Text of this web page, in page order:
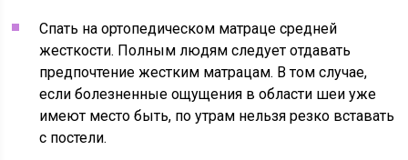
Спать на ортопедическом матраце средней
жесткости. Полным людям следует отдавать
предпочтение жестким матрацам. В том случае,
если болезненные ощущения в области шеи уже
имеют место быть, по утрам нельзя резко вставать
с постели.